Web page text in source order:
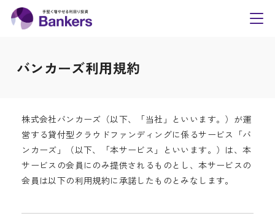
Bankers(バンカーズ) |
バンカーズ利用規約
株式会社バンカーズ（以下、「当社」といいます。）が運
営する貸付型クラウドファンディングに係るサービス「バ
ンカーズ」（以下、「本サービス」といいます。）は、本
サービスの会員にのみ提供されるものとし、本サービスの
会員は以下の利用規約に承諾したものとみなします。